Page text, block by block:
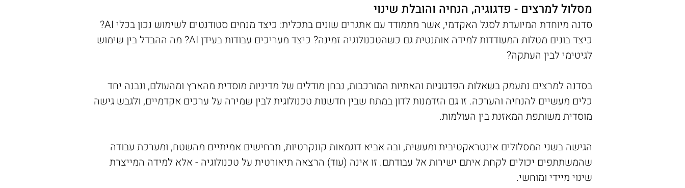
מסלול למרצים - פדגוגיה, הנחיה והובלת שינוי
סדנה מיוחדת המיועדת לסגל האקדמי, אשר מתמודד עם אתגרים שונים בתכלית: כיצד מנחים סטודנטים לשימוש נכון בכלי AI?
כיצד בונים מטלות המעודדות למידה אותנטית גם כשהטכנולוגיה זמינה? כיצד מעריכים עבודות בעידן AI? מה ההבדל בין שימוש
לגיטימי לבין העתקה?
בסדנה למרצים נתעמק בשאלות הפדגוגיות והאתיות המורכבות, נבחן מודלים של מדיניות מוסדית מהארץ ומהעולם, ונבנה יחד
כלים מעשיים להנחיה והערכה. זו גם הזדמנות לדון במתח שבין חדשנות טכנולוגית לבין שמירה על ערכים אקדמיים, ולגבש גישה
מוסדית משותפת המאזנת בין העולמות.
הגישה בשני המסלולים אינטראקטיבית ומעשית, ובה אביא דוגמאות קונקרטיות, תרחישים אמיתיים מהשטח, ומערכת עבודה
שהמשתתפים יכולים לקחת איתם ישירות אל עבודתם. זו אינה (עוד) הרצאה תיאורטית על טכנולוגיה - אלא למידה המייצרת
שינוי מיידי ומוחשי.